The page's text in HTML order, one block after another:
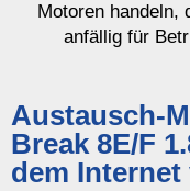
Motoren handeln,
anfällig für
Austausch-
Break 8E/F
dem